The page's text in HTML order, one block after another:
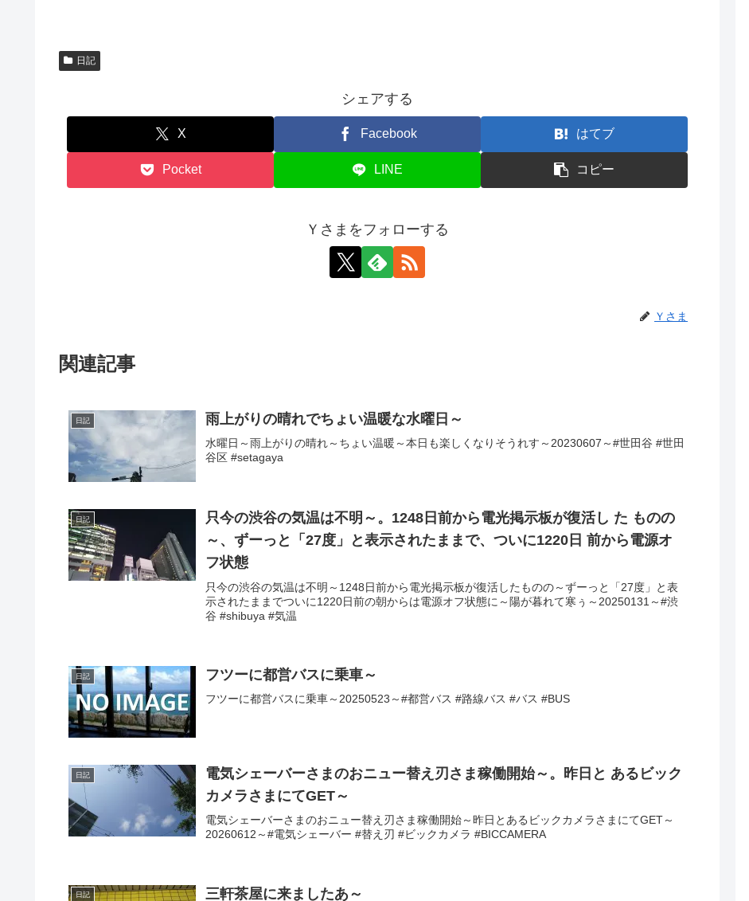
日記
シェアする
X Facebook はてブ
Pocket LINE コピー
Ｙさまをフォローする
Ｙさま
関連記事
日記 雨上がりの晴れでちょい温暖な水曜日～
水曜日～雨上がりの晴れ～ちょい温暖～本日も楽しくなりそうれす～20230607～#世田谷 #世田
谷区 #setagaya
日記
只今の渋谷の気温は不明～。1248日前から電光掲示板が復活し た ものの
～、ずーっと「27度」と表示されたままで、ついに1220日 前から電源オ
フ状態
只今の渋谷の気温は不明～1248日前から電光掲示板が復活したものの～ずーっと「27度」と表
示されたままでついに1220日前の朝からは電源オフ状態に～陽が暮れて寒ぅ～20250131～#渋
谷 #shibuya #気温
日記 フツーに都営バスに乗車～
フツーに都営バスに乗車～20250523～#都営バス #路線バス #バス #BUS
日記
電気シェーバーさまのおニュー替え刃さま稼働開始～。昨日と あるビック
カメラさまにてGET～
電気シェーバーさまのおニュー替え刃さま稼働開始～昨日とあるビックカメラさまにてGET～
20260612～#電気シェーバー #替え刃 #ビックカメラ #BICCAMERA
日記 三軒茶屋に来ましたあ～